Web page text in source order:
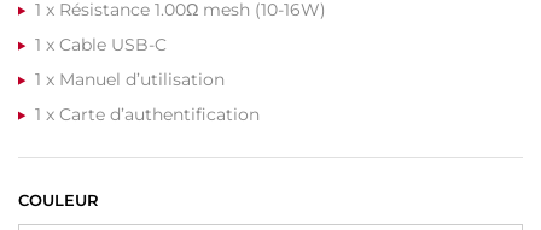
1 x Résistance 1.00Ω mesh (10-16W)
1 x Cable USB-C
1 x Manuel d’utilisation
1 x Carte d’authentification
COULEUR